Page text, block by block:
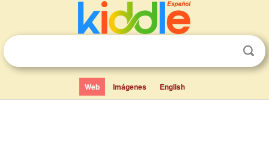
Web Imágenes English